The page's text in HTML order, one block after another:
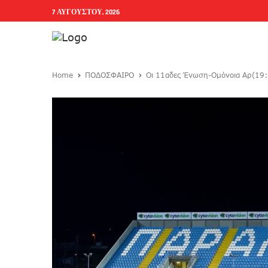
7 ΑΥΓΟΎΣΤΟΥ, 2026
Home ΠΟΔΟΣΦΑΙΡΟ Οι 11αδες Ένωση-Ομόνοια